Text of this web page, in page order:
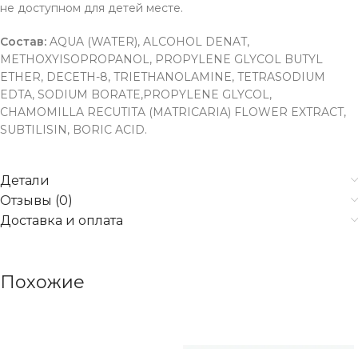
не доступном для детей месте.
Состав: AQUA (WATER), ALCOHOL DENAT,
METHOXYISOPROPANOL, PROPYLENE GLYCOL BUTYL
ETHER, DECETH-8, TRIETHANOLAMINE, TETRASODIUM
EDTA, SODIUM BORATE,PROPYLENE GLYCOL,
CHAMOMILLA RECUTITA (MATRICARIA) FLOWER EXTRACT,
SUBTILISIN, BORIC ACID.
Детали
Отзывы (0)
Доставка и оплата
Похожие